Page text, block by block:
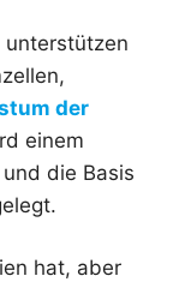
der
einem
die Basis
hat, aber